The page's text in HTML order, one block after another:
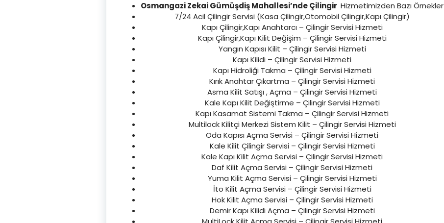
Osmangazi Zekai Gümüşdiş Mahallesi’nde Çilingir Hizmetimizden Bazı Örnekler
7/24 Acil Çilingir Servisi (Kasa Çilingir,Otomobil Çilingir,Kapı Çilingir)
Kapı Çilingir,Kapı Anahtarcı – Çilingir Servisi Hizmeti
Kapı Çilingir,Kapı Kilit Değişim – Çilingir Servisi Hizmeti
Yangın Kapısı Kilit – Çilingir Servisi Hizmeti
Kapı Kilidi – Çilingir Servisi Hizmeti
Kapı Hidroliği Takma – Çilingir Servisi Hizmeti
Kırık Anahtar Çıkartma – Çilingir Servisi Hizmeti
Asma Kilit Satışı , Açma – Çilingir Servisi Hizmeti
Kale Kapı Kilit Değiştirme – Çilingir Servisi Hizmeti
Kapı Kasamat Sistemi Takma – Çilingir Servisi Hizmeti
Multilock Kilitçi Merkezi Sistem Kilit – Çilingir Servisi Hizmeti
Oda Kapısı Açma Servisi – Çilingir Servisi Hizmeti
Kale Kilit Çilingir Servisi – Çilingir Servisi Hizmeti
Kale Kapı Kilit Açma Servisi – Çilingir Servisi Hizmeti
Daf Kilit Açma Servisi – Çilingir Servisi Hizmeti
Yuma Kilit Açma Servisi – Çilingir Servisi Hizmeti
İto Kilit Açma Servisi – Çilingir Servisi Hizmeti
Hok Kilit Açma Servisi – Çilingir Servisi Hizmeti
Demir Kapı Kilidi Açma – Çilingir Servisi Hizmeti